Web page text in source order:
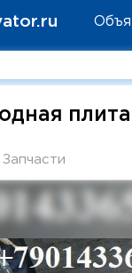
Запчасти